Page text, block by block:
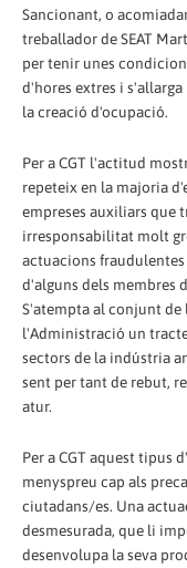
Sancionant, o
treballador de SEAT
per tenir unes
d'hores extres i
la creació d'ocupació.
Per a CGT l'actitud
repeteix en la majoria
empreses auxiliars que
irresponsabilitat molt
actuacions fraudulentes
d'alguns dels membres
S'atempta al conjunt de
l'Administració un
sectors de la indústria
sent per tant de rebut,
atur.
Per a CGT aquest tipus
menyspreu cap als
ciutadans/es. Una
desmesurada, que li
desenvolupa la seva